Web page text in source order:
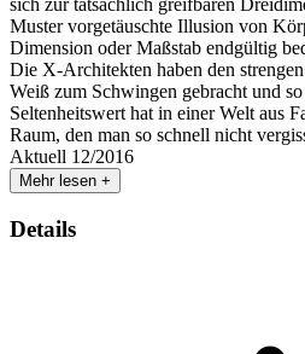
sich zur tatsächlich greifbaren
Muster vorgetäuschte Illusion von
Dimension oder Maßstab endgültig
Die X-Architekten haben den
Weiß zum Schwingen gebracht und
Seltenheitswert hat in einer Welt aus
Raum, den man so schnell nicht
Aktuell 12/2016
Mehr lesen +
Details